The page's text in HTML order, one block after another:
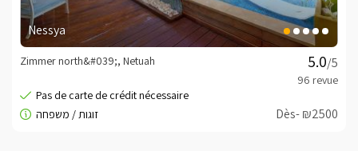
Nessya
/5
Zimmer north&#039;, Netuah
Dès- ₪2500